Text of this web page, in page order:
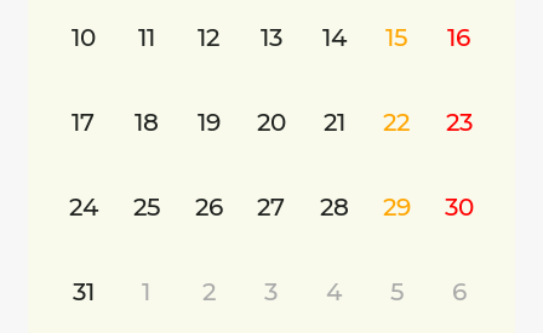
10 11 12 13 14 15 16
17 18 19 20 21 22 23
24 25 26 27 28 29 30
31 1 2 3 4 5 6